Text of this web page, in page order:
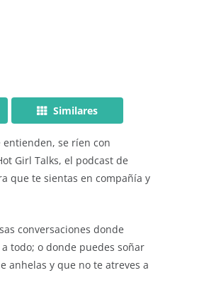
Similares
entienden, se ríen con
Girl Talks, el podcast de
que te sientas en compañía y
conversaciones donde
todo; o donde puedes soñar
anhelas y que no te atreves a